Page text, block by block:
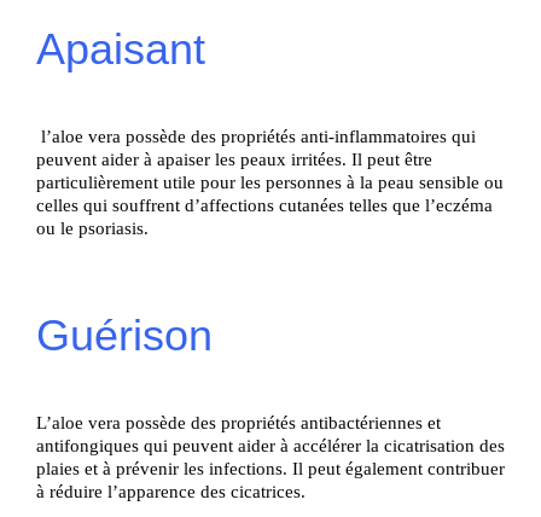
Apaisant
l’aloe vera possède des propriétés anti-inflammatoires qui
peuvent aider à apaiser les peaux irritées. Il peut être
particulièrement utile pour les personnes à la peau sensible ou
celles qui souffrent d’affections cutanées telles que l’eczéma
ou le psoriasis.
Guérison
L’aloe vera possède des propriétés antibactériennes et
antifongiques qui peuvent aider à accélérer la cicatrisation des
plaies et à prévenir les infections. Il peut également contribuer
à réduire l’apparence des cicatrices.